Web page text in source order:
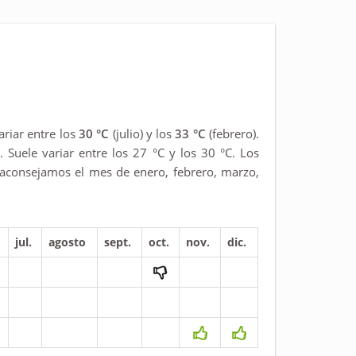
entre los 30 °C (julio) y los33 °C (febrero).
variar entre los 27 °C y los 30 °C. Los
el mes de enero, febrero, marzo,
jul. agosto sept. oct. nov. dic.